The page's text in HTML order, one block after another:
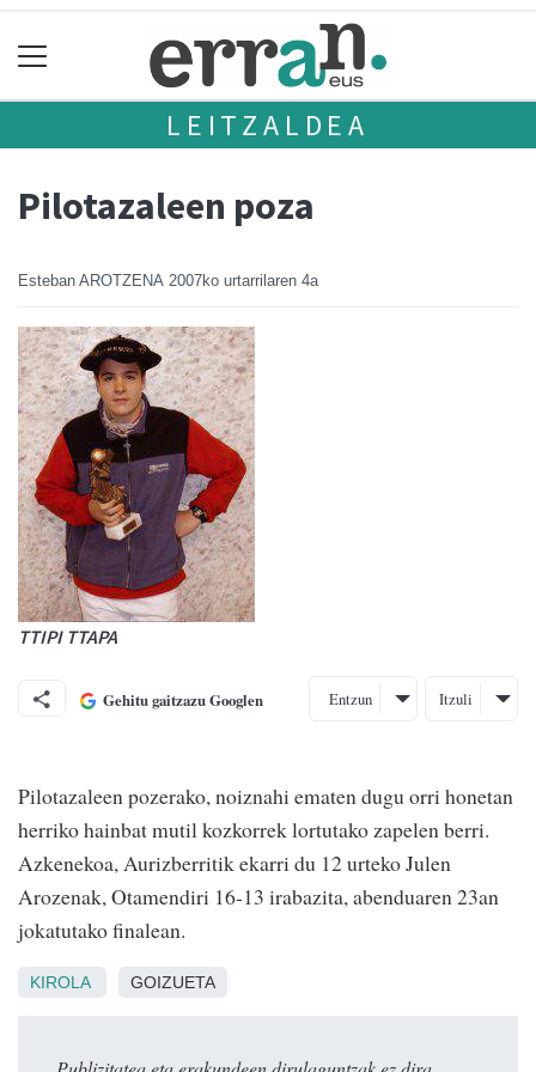
LEITZALDEA
Pilotazaleen poza
Esteban AROTZENA 2007ko urtarrilaren 4a
TTIPI TTAPA
Gehitu gaitzazu Googlen Entzun Itzuli
Pilotazaleen pozerako, noiznahi ematen dugu orri honetan
herriko hainbat mutil kozkorrek lortutako zapelen berri.
Azkenekoa, Aurizberritik ekarri du 12 urteko Julen
Arozenak, Otamendiri 16-13 irabazita, abenduaren 23an
jokatutako finalean.
KIROLA GOIZUETA